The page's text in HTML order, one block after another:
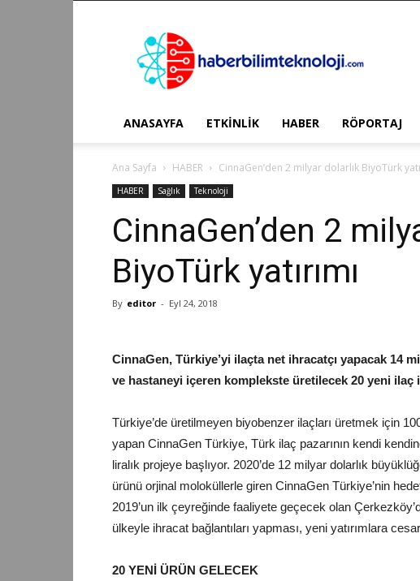
Haber
Bilim
Teknoloji
ANASAYFA ETKİNLİK HABER RÖPORTAJ
Ana Sayfa HABER CinnaGen’den 2 milyar dolarlık BiyoTürk
HABER Sağlık Teknoloji
CinnaGen’den 2
BiyoTürk yatırımı
By editor - Eyl 24, 2018
CinnaGen, Türkiye’yi ilaçta net ihracatçı yapacak 14
ve hastaneyi içeren komplekste üretilecek 20 yeni ilaç
Türkiye’de üretilmeyen biyobenzer ilaçları üretmek için
yapan CinnaGen Türkiye, Türk ilaç pazarının kendi
liralık projeye başlıyor. 2020’de 12 milyar dolarlık
ürünü orjinal moloküllerle giren CinnaGen Türkiye’nin
2019’un ilk çeyreğinde faaliyete geçecek olan
ülkeyle ihracat bağlantıları yapması, yeni yatırımlara
20 YENİ ÜRÜN GELECEK